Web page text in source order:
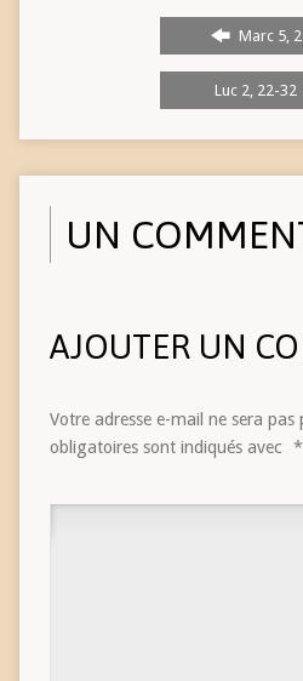
Marc 5,
Luc 2, 22-32
UN
AJOUTER UN
Votre adresse e-mail ne sera pas
obligatoires sont indiqués avec *